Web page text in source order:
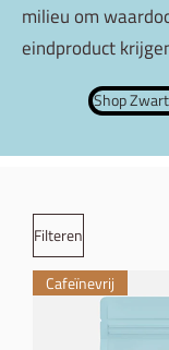
milieu om
eindproduct
Shop
Filteren
Cafeïnevrij